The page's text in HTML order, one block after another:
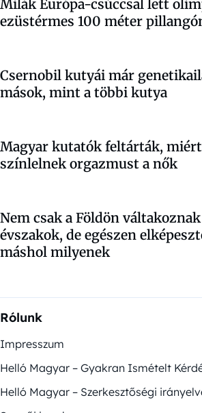
Milák Európa-csúccsal lett
ezüstérmes 100 méter
Csernobil kutyái már
mások, mint a többi kutya
Magyar kutatók feltárták, miért
színlelnek orgazmust a nők
Nem csak a Földön
évszakok, de egészen
máshol milyenek
Rólunk
Impresszum
Helló Magyar – Gyakran Ismételt
Helló Magyar – Szerkesztőségi